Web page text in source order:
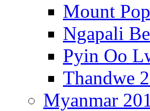
Mount
Ngapali
Pyin Oo
Thandwe
Myanmar